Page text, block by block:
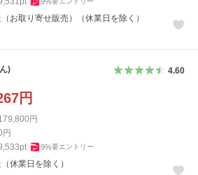
お取り寄せ販売）（休業日を除く）
) 4.60
円
円
円
pt 9%要エントリー
休業日を除く）